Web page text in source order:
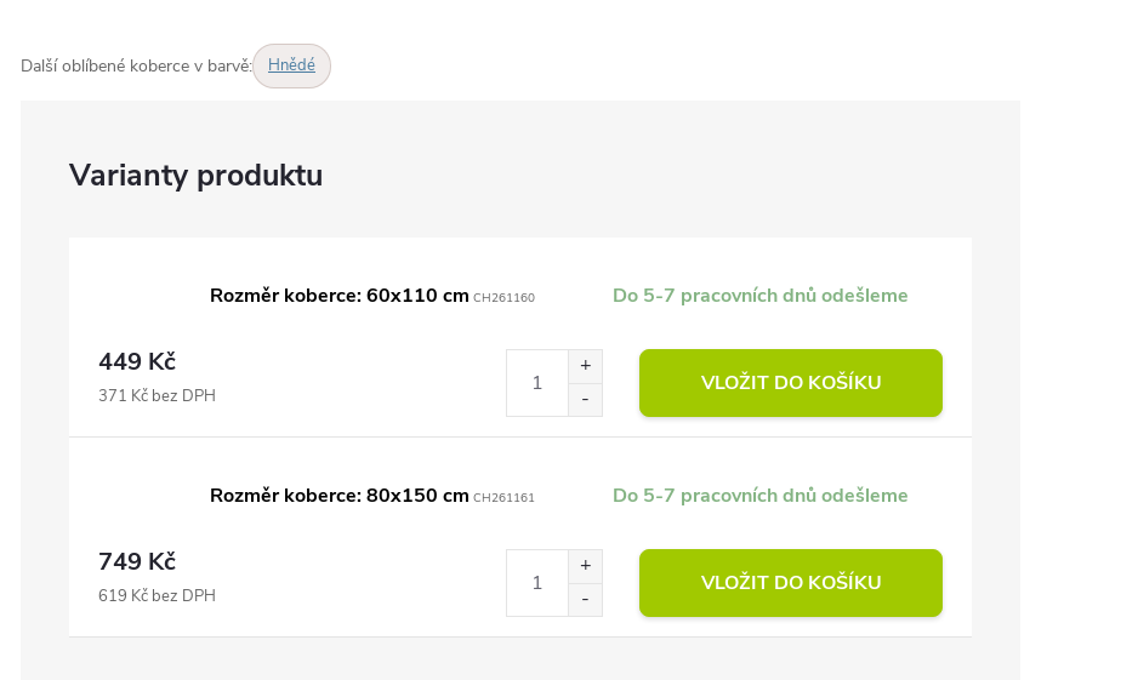
Další oblíbené koberce v barvě: Hnědé
Rozměr koberce: 60x110 cm CH261160 Do 5-7 pracovních dnů odešleme
449 Kč
371 Kč bez DPH VLOŽIT DO KOŠÍKU
Rozměr koberce: 80x150 cm CH261161 Do 5-7 pracovních dnů odešleme
749 Kč
619 Kč bez DPH VLOŽIT DO KOŠÍKU